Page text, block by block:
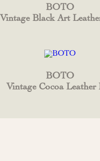
BOTO
Vintage Black Art
BOTO
Vintage Cocoa Leather